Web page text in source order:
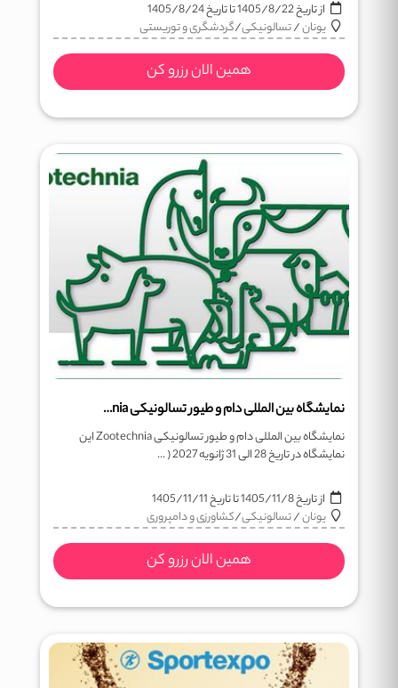
از تاریخ1405/8/22تا تاریخ1405/8/24
یونان/تسالونیکی/گردشگری و توریستی
همین الان رزرو کن
نمایشگاه بین المللی دام و طیور تسالونیکی Zootechnia
نمایشگاه بین المللی دام و طیور تسالونیکی Zootechnia این
نمایشگاه در تاریخ 28 الی 31 ژانویه 2027 ( ...
از تاریخ1405/11/8تا تاریخ1405/11/11
یونان/تسالونیکی/کشاورزی و دامپروری
همین الان رزرو کن